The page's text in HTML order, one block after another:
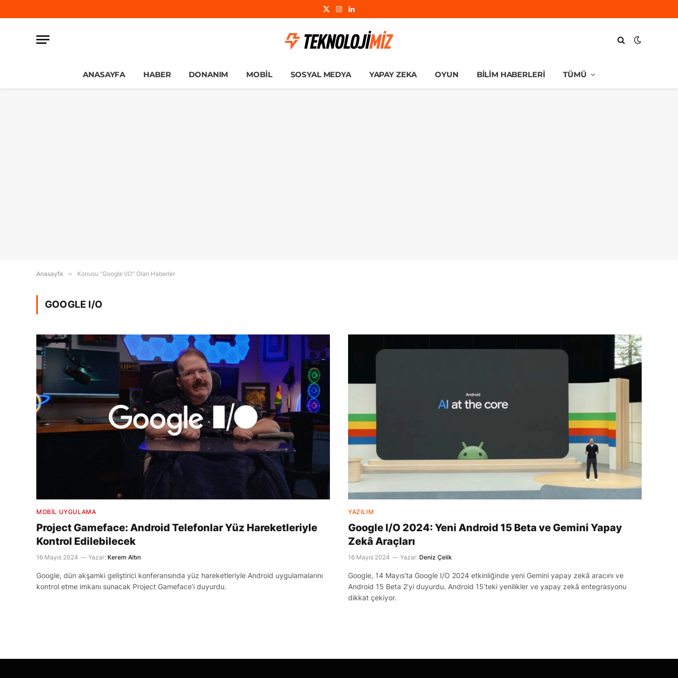
X
Instagram
LinkedIn
ANASAYFA HABER DONANIM MOBIL SOSYAL MEDYA YAPAY ZEKA OYUN BILIM HABERLERI TÜMÜ
Anasayfa » Konusu "Google I/O" Olan Haberler
GOOGLE I/O
MOBIL UYGULAMA
Project Gameface: Android Telefonlar Yüz Hareketleriyle
Kontrol Edilebilecek
16 Mayıs 2024 Yazar: Kerem Altın
Google, dün akşamki geliştirici konferansında yüz hareketleriyle Android uygulamalarını
kontrol etme imkanı sunacak Project Gameface’i duyurdu.
YAZILIM
Google I/O 2024: Yeni Android 15 Beta ve Gemini Yapay
Zekâ Araçları
16 Mayıs 2024 Yazar: Deniz Çelik
Google, 14 Mayıs’ta Google I/O 2024 etkinliğinde yeni Gemini yapay zekâ aracını ve
Android 15 Beta 2’yi duyurdu. Android 15’teki yenilikler ve yapay zekâ entegrasyonu
dikkat çekiyor.